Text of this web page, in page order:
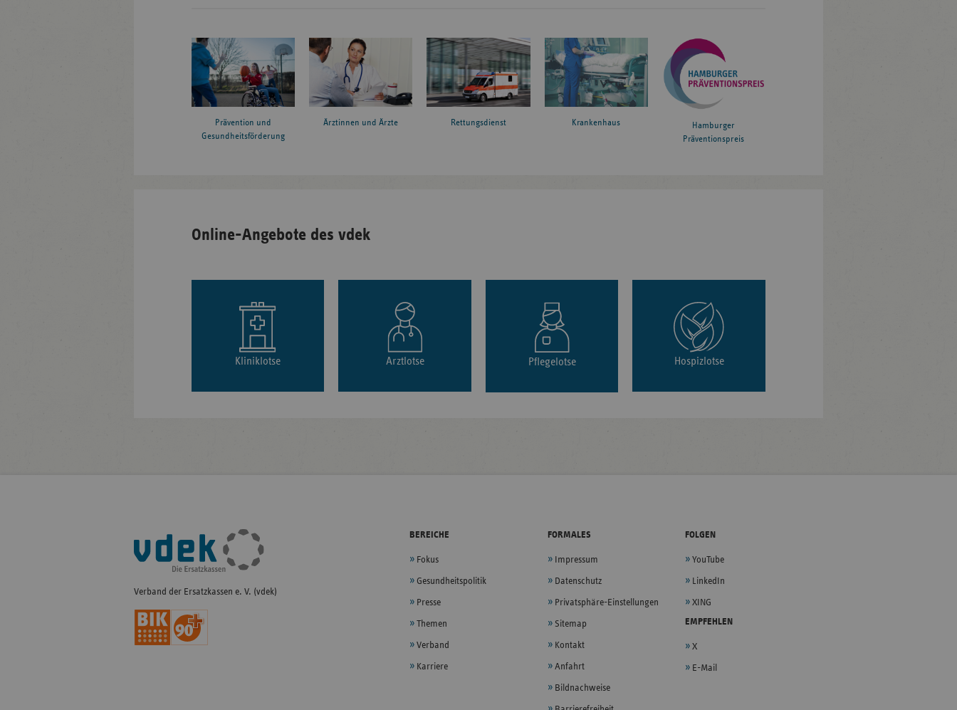
Prävention und
Gesundheitsförderung
Ärztinnen und Ärzte Rettungsdienst Krankenhaus
Hamburger
Präventionspreis
Online-Angebote des vdek
Kliniklotse Arztlotse Pflegelotse Hospizlotse
Fußleisten-
Navigation
Verband der Ersatzkassen e. V. (vdek)
BEREICHE
Fokus
Gesundheitspolitik
Presse
Themen
Verband
Karriere
FORMALES
Impressum
Datenschutz
Privatsphäre-Einstellungen
Sitemap
Kontakt
Anfahrt
Bildnachweise
FOLGEN
YouTube
LinkedIn
XING
EMPFEHLEN
X
E-Mail